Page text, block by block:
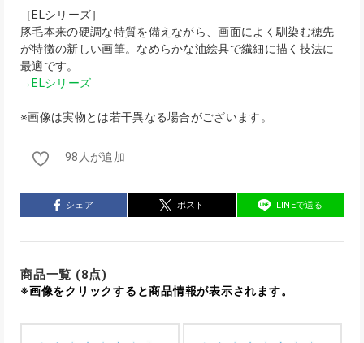
［ELシリーズ］
豚毛本来の硬調な特質を備えながら、画面によく馴染む穂先
が特徴の新しい画筆。なめらかな油絵具で繊細に描く技法に
最適です。
→ELシリーズ
※画像は実物とは若干異なる場合がございます。
98人が追加
シェア ポスト LINEで送る
商品一覧 (8点)
※画像をクリックすると商品情報が表示されます。